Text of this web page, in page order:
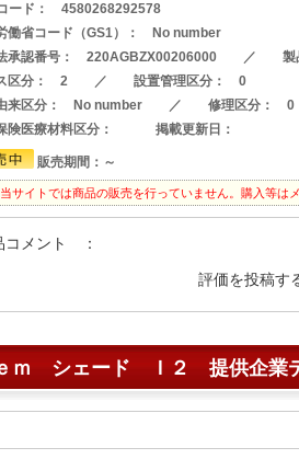
ード： 4580268292578
働省コード（GS1）： No number
承認番号： 220AGBZX00206000 ／ 製
ス区分： 2 ／ 設置管理区分： 0
来区分： No number ／ 修理区分： 0
険医療材料区分： 掲載更新日：
販売期間：～
サイトでは商品の販売を行っていません。購入等は
コメント ：
評価を投稿す
ｍ シェード Ｉ２ 提供企業